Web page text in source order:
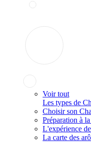
Voir tout
Les types de
Choisir son
Préparation à
L'expérience
La carte des